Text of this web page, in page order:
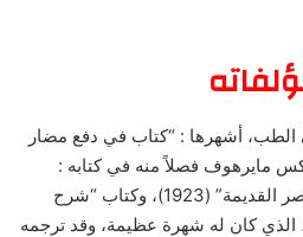
أشهرها : “كتاب في دفع مضار
مايرهوف فصلاً منه في كتابه :
“دراسة المناخ والصحة في مصر القديمة” (1923)، وكتاب “شرح
الذي كان له شهرة عظيمة، وقد ترجمه